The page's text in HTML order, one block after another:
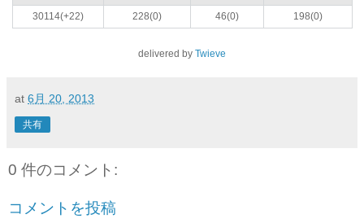
30114(+22)
228(0) 46(0) 198(0)
delivered by Twieve
at 6月 20, 2013
共有
0 件のコメント:
コメントを投稿